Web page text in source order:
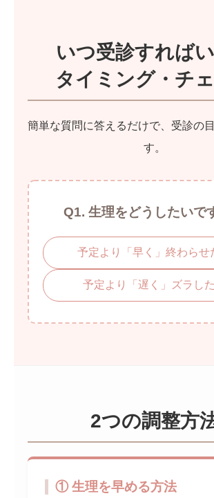
いつ受診すれば
タイミング・チ
簡単な質問に答えるだけで、受診の
す。
Q1. 生理をどうしたいで
予定より「早く」終わらせ
予定より「遅く」ズラし
2つの調整方
① 生理を早める方法